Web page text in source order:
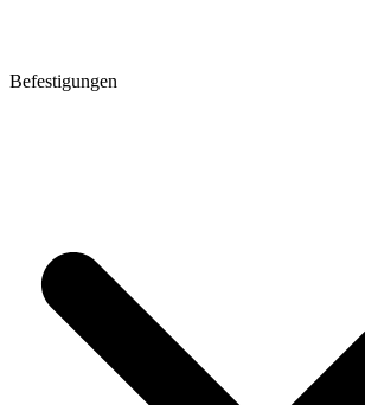
Befestigungen